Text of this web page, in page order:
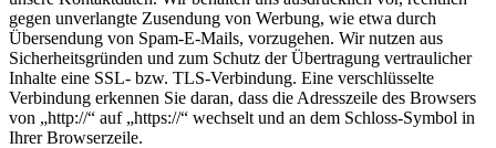
gegen unverlangte Zusendung von Werbung, wie etwa durch
Übersendung von Spam-E-Mails, vorzugehen. Wir nutzen aus
Sicherheitsgründen und zum Schutz der Übertragung vertraulicher
Inhalte eine SSL- bzw. TLS-Verbindung. Eine verschlüsselte
Verbindung erkennen Sie daran, dass die Adresszeile des Browsers
von „http://“ auf „https://“ wechselt und an dem Schloss-Symbol in
Ihrer Browserzeile.